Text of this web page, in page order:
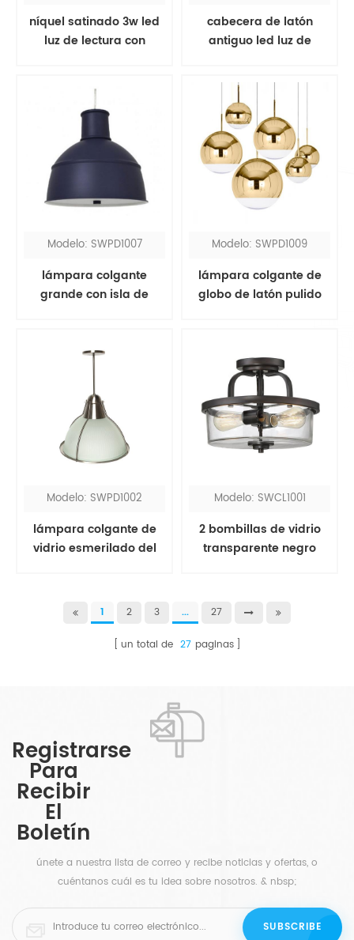
níquel satinado 3w led
luz de lectura con
cabecera de latón
antiguo led luz de
Modelo: SWPD1007
lámpara colgante
grande con isla de
Modelo: SWPD1009
lámpara colgante de
globo de latón pulido
Modelo: SWPD1002
lámpara colgante de
vidrio esmerilado del
Modelo: SWCL1001
2 bombillas de vidrio
transparente negro
1 2 3 ... 27
un total de 27 paginas
Registrarse
Para
Recibir
El
Boletín
únete a nuestra lista de correo y recibe noticias y ofertas, o
cuéntanos cuál es tu idea sobre nosotros. & nbsp;